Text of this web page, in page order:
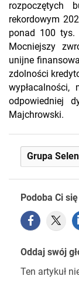
rozpoczętych
rekordowym
ponad 100 tys.
Mocniejszy
unijne
zdolności
odpowiedniej
Majchrowski.
Grupa
Podoba Ci
Oddaj swój
Ten artykuł